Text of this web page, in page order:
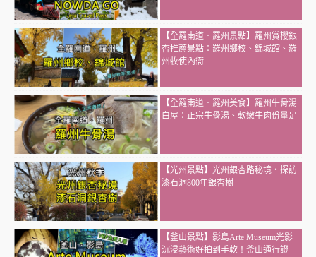
【全羅南道．羅州景點】羅州賞櫻銀
杏推薦景點：羅州鄉校、錦城館、羅
州牧使內衙
【全羅南道．羅州美食】羅州牛骨湯
白屋：正宗牛骨湯、軟嫩牛肉份量足
【光州景點】光州銀杏路秘境・探訪
漆石洞800年銀杏樹
【釜山景點】影島Arte Museum光影
沉浸藝術好拍到手軟！釜山通行證